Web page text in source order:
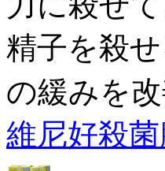
精子を殺
の緩みを
維尼好殺